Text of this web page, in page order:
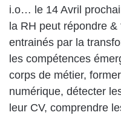
i.o… le 14 Avril
la RH peut répondre
entrainés par la
les compétences
corps de métier,
numérique, détecter
leur CV, comprendre